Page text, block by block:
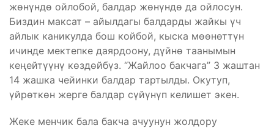
жөнүндө ойлобой, балдар жөнүндө да ойлосун.
Биздин максат – айылдагы балдарды жайкы үч
айлык каникулда бош койбой, кыска мөөнөттүн
ичинде мектепке даярдоону, дүйнө таанымын
кеңейтүүнү көздөйбүз. “Жайлоо бакчага” 3 жаштан
14 жашка чейинки балдар тартылды. Окутуп,
үйрөткөн жерге балдар сүйүнүп келишет экен.
Жеке менчик бала бакча ачуунун жолдору